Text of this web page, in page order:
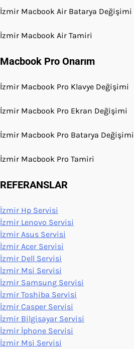
İzmir Macbook Air Batarya Değişimi
İzmir Macbook Air Tamiri
Macbook Pro Onarım
İzmir Macbook Pro Klavye Değişimi
İzmir Macbook Pro Ekran Değişimi
İzmir Macbook Pro Batarya Değişimi
İzmir Macbook Pro Tamiri
REFERANSLAR
İzmir Hp Servisi
İzmir Lenovo Servisi
İzmir Asus Servisi
İzmir Acer Servisi
İzmir Dell Servisi
İzmir Msi Servisi
İzmir Samsung Servisi
İzmir Toshiba Servisi
İzmir Casper Servisi
İzmir Bilgisayar Servisi
İzmir İphone Servisi
İzmir Msi Servisi